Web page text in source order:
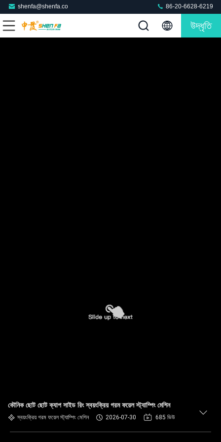
shenfa@shenfa.co 86-20-6628-6219
উদ্ধৃতি
কৌনিক ছোট ছোট ক্যাপ সাইড রিং স্বয়ংক্রিয় গরম ফয়েল স্ট্যাম্পিং মেশিন
স্বয়ংক্রিয় গরম ফয়েল স্ট্যাম্পিং মেশিন 2026-07-30 685 ভিউ